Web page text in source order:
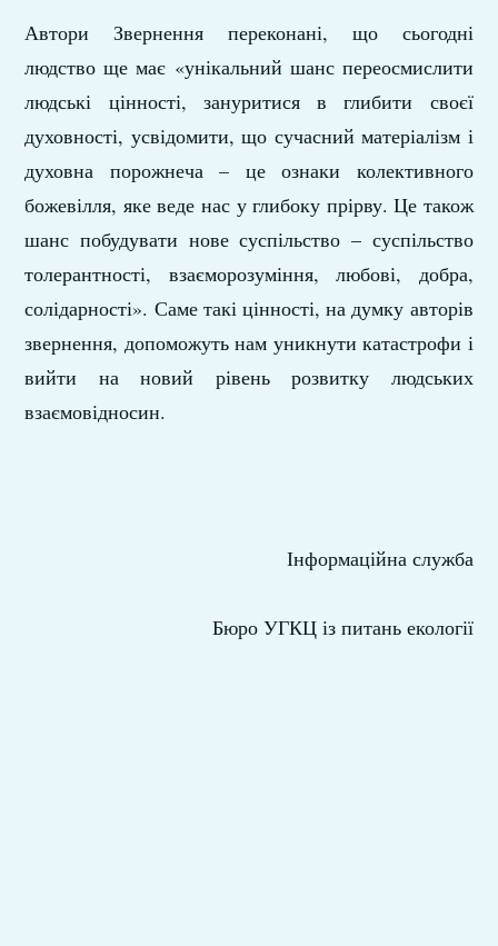
Автори Звернення переконані, що сьогодні
людство ще має «унікальний шанс переосмислити
людські цінності, зануритися в глибити своєї
духовності, усвідомити, що сучасний матеріалізм і
духовна порожнеча – це ознаки колективного
божевілля, яке веде нас у глибоку прірву. Це також
шанс побудувати нове суспільство – суспільство
толерантності, взаєморозуміння, любові, добра,
солідарності». Саме такі цінності, на думку авторів
звернення, допоможуть нам уникнути катастрофи і
вийти на новий рівень розвитку людських
взаємовідносин.
Інформаційна служба
Бюро УГКЦ із питань екології